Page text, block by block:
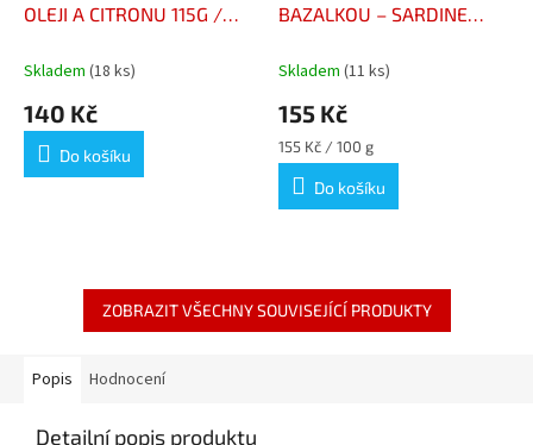
OLEJI A CITRONU 115G /
D'OLIVE ET CITRON 115G
Skladem (18 ks)
140 Kč
Do košíku
BAZALKOU – SARDINE
Skladem (11 ks)
155 Kč
Měrná
cena:
155 Kč / 100 g
Do košíku
ZOBRAZIT VŠECHNY SOUVISEJÍCÍ PRODUKTY
Popis Hodnocení
Detailní popis produktu